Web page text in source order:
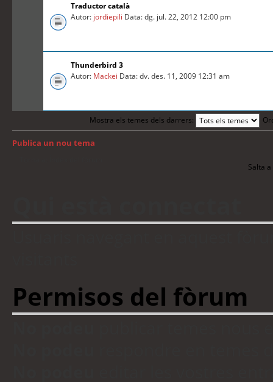
Traductor català
Autor: jordiepili Data: dg. jul. 22, 2012 12:00 pm
Thunderbird 3
Autor: Mackei Data: dv. des. 11, 2009 12:31 am
Mostra els temes dels darrers:
Publica un nou tema
Salta a
Permisos del fòrum